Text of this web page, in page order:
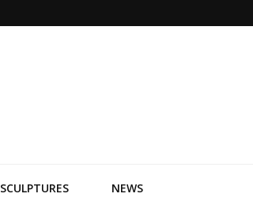
SCULPTURES
NEWS